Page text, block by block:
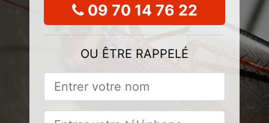
09 70 14 76 22
OU ÊTRE RAPPELÉ